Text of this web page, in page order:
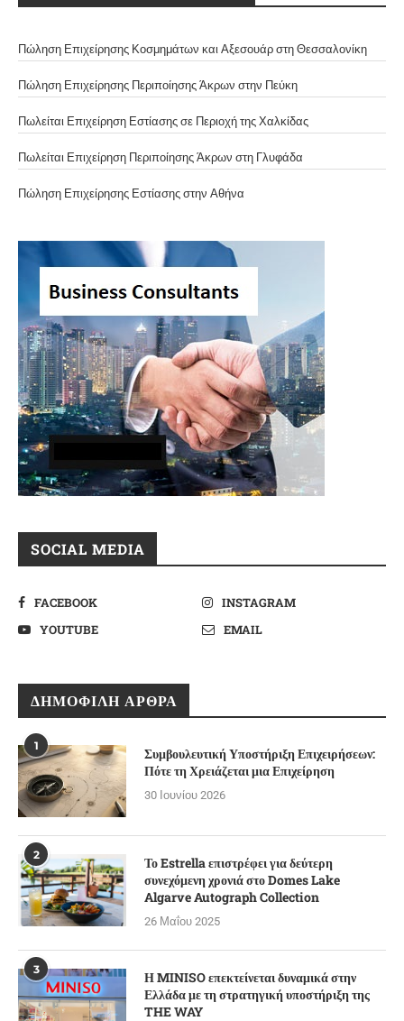
Πώληση Επιχείρησης Κοσμημάτων και Αξεσουάρ στη Θεσσαλονίκη
Πώληση Επιχείρησης Περιποίησης Άκρων στην Πεύκη
Πωλείται Επιχείρηση Εστίασης σε Περιοχή της Χαλκίδας
Πωλείται Επιχείρηση Περιποίησης Άκρων στη Γλυφάδα
Πώληση Επιχείρησης Εστίασης στην Αθήνα
SOCIAL MEDIA
FACEBOOK
INSTAGRAM
YOUTUBE
EMAIL
ΔΗΜΟΦΙΛΉ ΆΡΘΡΑ
1
Συμβουλευτική Υποστήριξη Επιχειρήσεων:
Πότε τη Χρειάζεται μια Επιχείρηση
30 Ιουνίου 2026
2
Το Estrella επιστρέφει για δεύτερη
συνεχόμενη χρονιά στο Domes Lake
Algarve Autograph Collection
26 Μαΐου 2025
3
Η MINISO επεκτείνεται δυναμικά στην
Ελλάδα με τη στρατηγική υποστήριξη της
THE WAY